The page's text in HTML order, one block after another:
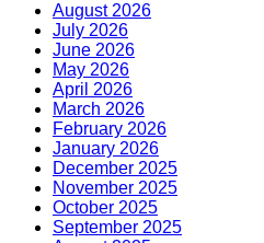
August 2026
July 2026
June 2026
May 2026
April 2026
March 2026
February 2026
January 2026
December 2025
November 2025
October 2025
September 2025